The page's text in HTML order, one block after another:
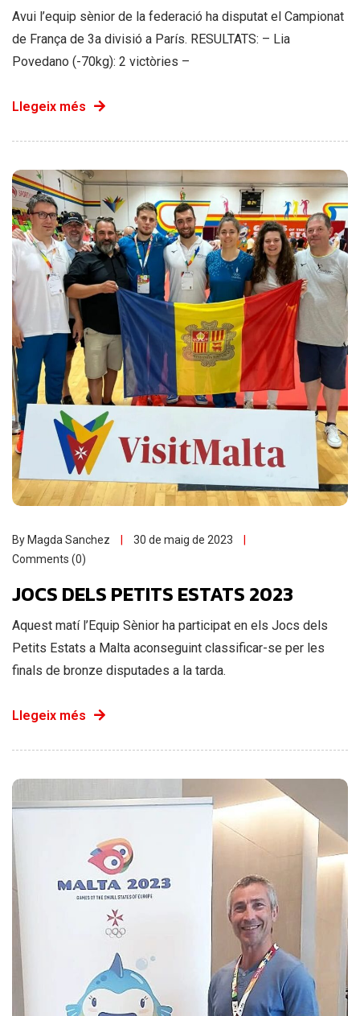
Avui l’equip sènior de la federació ha disputat el Campionat
de França de 3a divisió a París. RESULTATS: – Lia
Povedano (-70kg): 2 victòries –
Llegeix més
By Magda Sanchez
30 de maig de 2023
Comments (0)
JOCS DELS PETITS ESTATS 2023
Aquest matí l’Equip Sènior ha participat en els Jocs dels
Petits Estats a Malta aconseguint classificar-se per les
finals de bronze disputades a la tarda.
Llegeix més